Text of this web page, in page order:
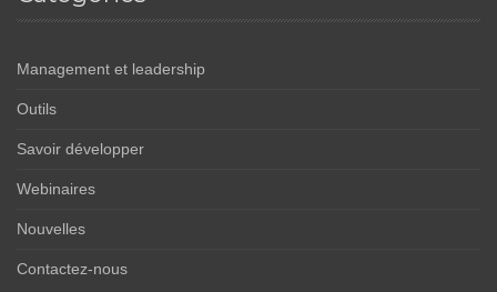
Management et leadership
Outils
Savoir développer
Webinaires
Nouvelles
Contactez-nous